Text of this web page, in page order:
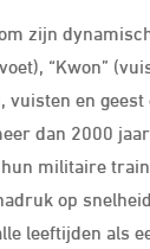
zijn
“Kwon”
en
dan 2000
militaire
op
leeftijden als